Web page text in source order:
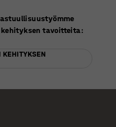
kehityksen tavoitteita: